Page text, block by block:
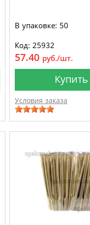
В упаковке: 50
Код: 25932
57.40 руб./шт.
Купить
Условия заказа